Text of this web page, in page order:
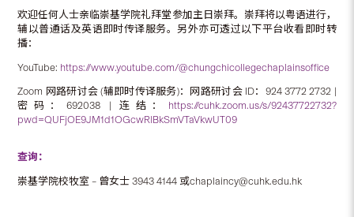
欢迎任何人士亲临崇基学院礼拜堂参加主日崇拜。崇拜将以粤语进行，
辅以普通话及英语即时传译服务。另外亦可透过以下平台收看即时转
播：
YouTube: https://www.youtube.com/@chungchicollegechaplainsoffice
Zoom 网路研讨会 (辅即时传译服务)：网路研讨会 ID：924 3772 2732 |
密码：692038 | 连结： https://cuhk.zoom.us/s/92437722732?
pwd=QUFjOE9JM1d1OGcwRlBkSmVTaVkwUT09
查询：
崇基学院校牧室 – 曾女士 3943 4144 或chaplaincy@cuhk.edu.hk